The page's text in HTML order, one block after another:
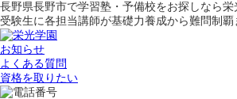
長野県長野市で学習塾・予備校をお探しなら栄
受験生に各担当講師が基礎力養成から難問制覇
お知らせ
よくある質問
資格を取りたい